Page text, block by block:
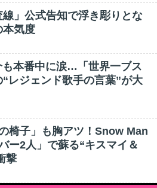
」公式告知で浮き彫りとな
本気度
本番中に涙…「世界一ブス
レジェンド歌手の言葉”が大
椅子」も胸アツ！Snow Man
ー2人」で蘇る“キスマイ＆
撃